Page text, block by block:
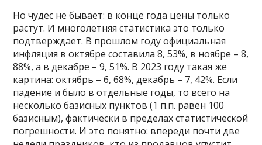
Но чудес не бывает: в конце года цены только
растут. И многолетняя статистика это только
подтверждает. В прошлом году официальная
инфляция в октябре составила 8, 53%, в ноябре – 8,
88%, а в декабре – 9, 51%. В 2023 году такая же
картина: октябрь – 6, 68%, декабрь – 7, 42%. Если
падение и было в отдельные годы, то всего на
несколько базисных пунктов (1 п.п. равен 100
базисным), фактически в пределах статистической
погрешности. И это понятно: впереди почти две